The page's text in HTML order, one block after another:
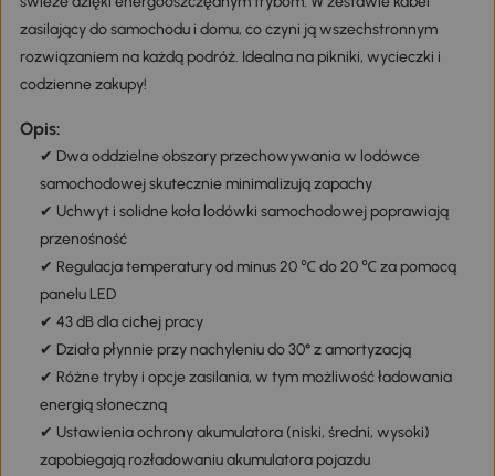
zasilający do samochodu i domu, co czyni ją wszechstronnym
rozwiązaniem na każdą podróż. Idealna na pikniki, wycieczki i
codzienne zakupy!
Opis:
✔ Dwa oddzielne obszary przechowywania w lodówce
samochodowej skutecznie minimalizują zapachy
✔ Uchwyt i solidne koła lodówki samochodowej poprawiają
przenośność
✔ Regulacja temperatury od minus 20 ℃ do 20 ℃ za pomocą
panelu LED
✔ 43 dB dla cichej pracy
✔ Działa płynnie przy nachyleniu do 30° z amortyzacją
✔ Różne tryby i opcje zasilania, w tym możliwość ładowania
energią słoneczną
✔ Ustawienia ochrony akumulatora (niski, średni, wysoki)
zapobiegają rozładowaniu akumulatora pojazdu